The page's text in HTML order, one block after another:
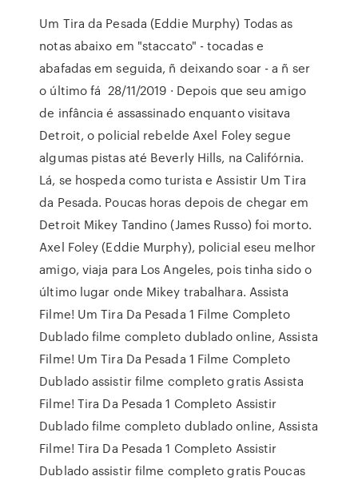
Um Tira da Pesada (Eddie Murphy) Todas as
notas abaixo em "staccato" - tocadas e
abafadas em seguida, ñ deixando soar - a ñ ser
o último fá 28/11/2019 · Depois que seu amigo
de infância é assassinado enquanto visitava
Detroit, o policial rebelde Axel Foley segue
algumas pistas até Beverly Hills, na Califórnia.
Lá, se hospeda como turista e Assistir Um Tira
da Pesada. Poucas horas depois de chegar em
Detroit Mikey Tandino (James Russo) foi morto.
Axel Foley (Eddie Murphy), policial eseu melhor
amigo, viaja para Los Angeles, pois tinha sido o
último lugar onde Mikey trabalhara. Assista
Filme! Um Tira Da Pesada 1 Filme Completo
Dublado filme completo dublado online, Assista
Filme! Um Tira Da Pesada 1 Filme Completo
Dublado assistir filme completo gratis Assista
Filme! Tira Da Pesada 1 Completo Assistir
Dublado filme completo dublado online, Assista
Filme! Tira Da Pesada 1 Completo Assistir
Dublado assistir filme completo gratis Poucas